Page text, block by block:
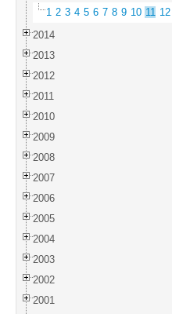
1 2 3 4 5 6 7 8 9 10 11 12
2014
2013
2012
2011
2010
2009
2008
2007
2006
2005
2004
2003
2002
2001